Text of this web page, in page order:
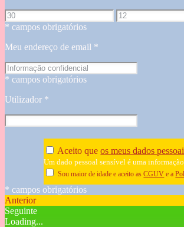
* campos obrigatórios
Meu endereço de email *
* campos obrigatórios
Utilizador *
Aceito queos meus dados
Um dado pessoal sensível é uma
Sou maior de idade e aceito asCGUV e a
* campos obrigatórios
Anterior
Seguinte
Loading...